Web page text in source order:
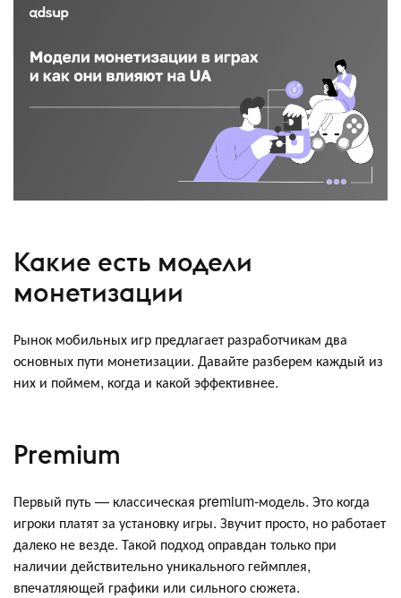
Какие есть модели
монетизации
Рынок мобильных игр предлагает разработчикам два
основных пути монетизации. Давайте разберем каждый из
них и поймем, когда и какой эффективнее.
Premium
Первый путь — классическая premium-модель. Это когда
игроки платят за установку игры. Звучит просто, но работает
далеко не везде. Такой подход оправдан только при
наличии действительно уникального геймплея,
впечатляющей графики или сильного сюжета.